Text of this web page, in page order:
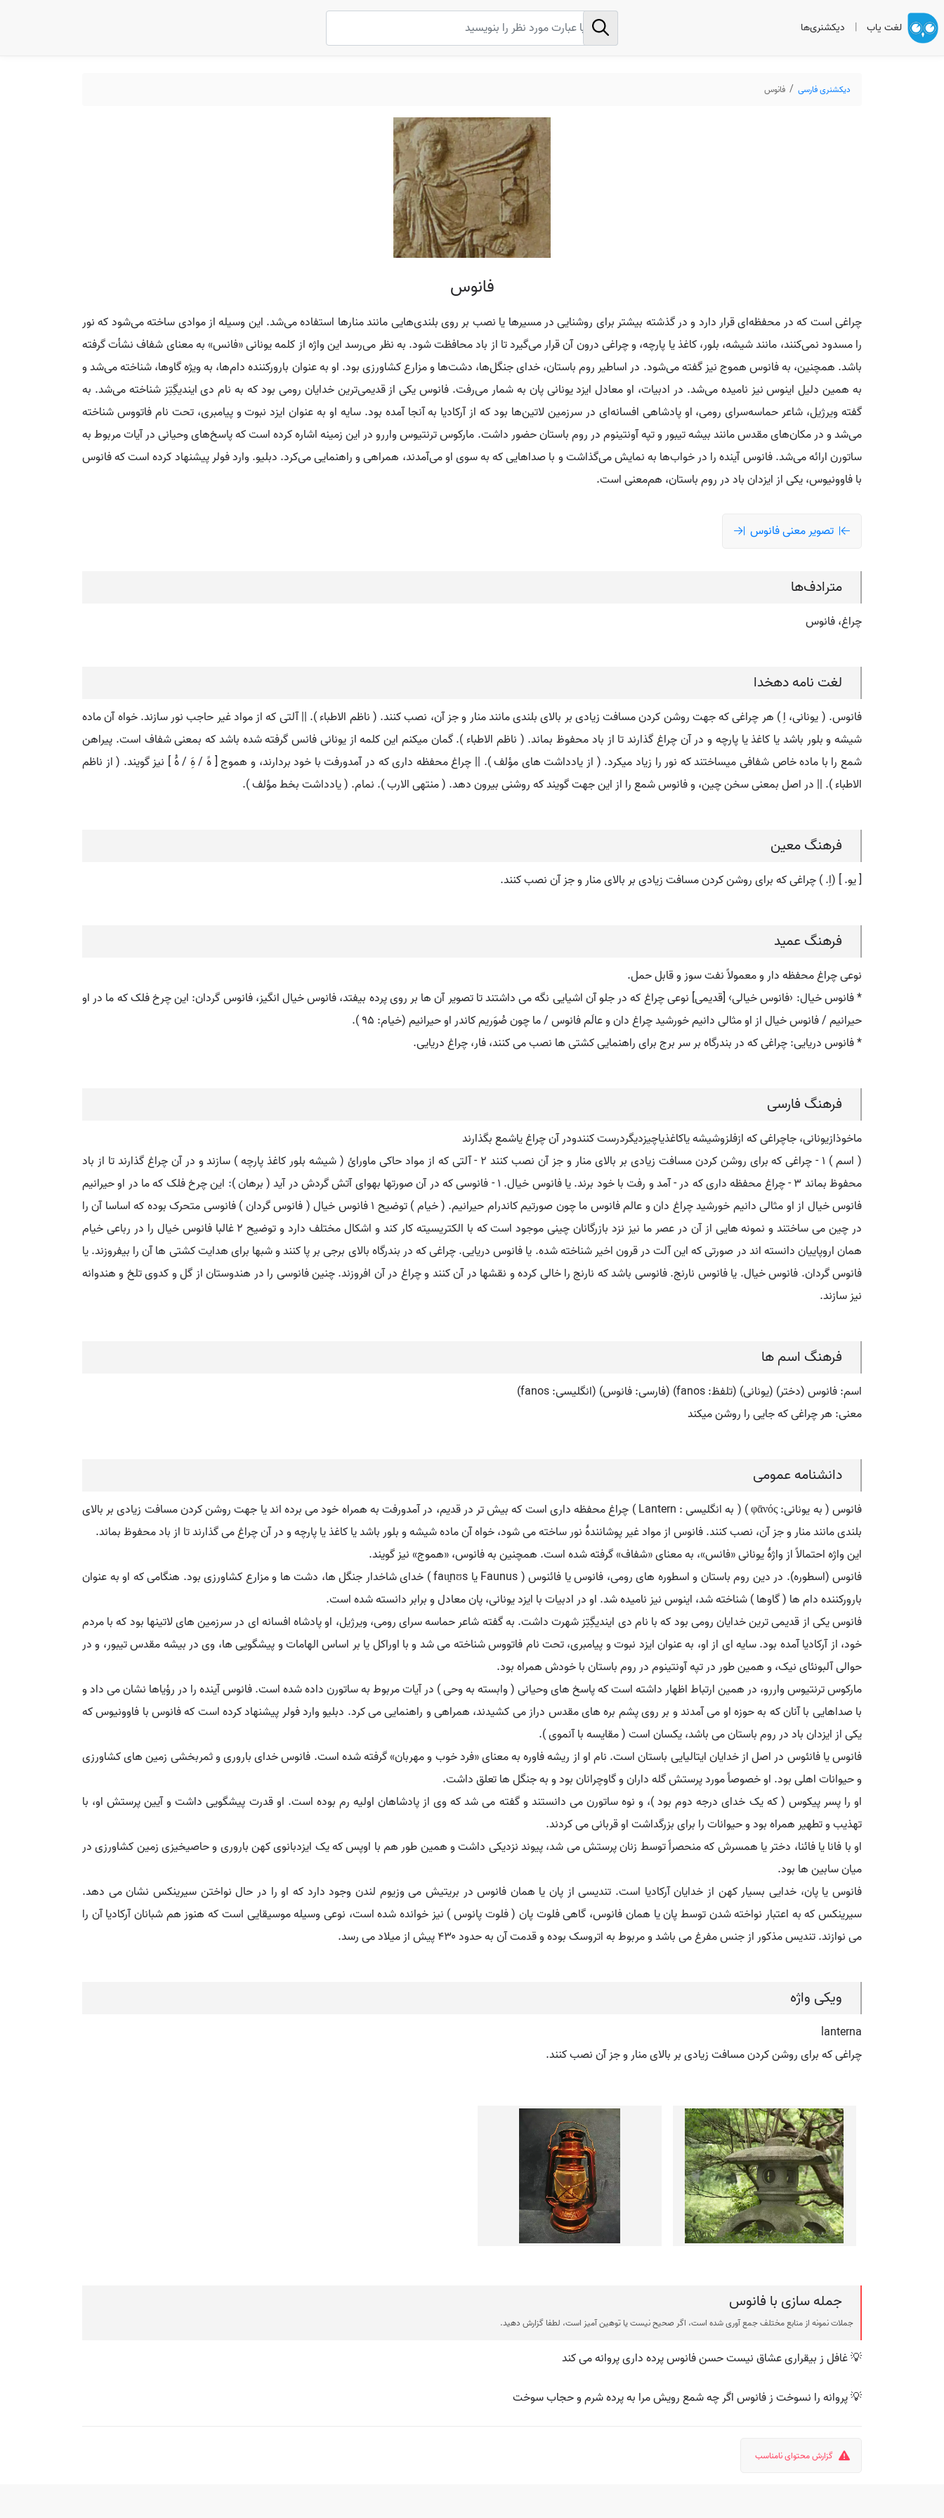
لغت یاب | دیکشنری‌ها
دیکشنری فارسی فانوس
فانوس
چراغی است که در محفظه‌ای قرار دارد و در گذشته بیشتر برای روشنایی در مسیرها یا نصب بر روی بلندی‌هایی مانند منارها استفاده می‌شد. این وسیله از موادی ساخته می‌شود که نور
را مسدود نمی‌کنند، مانند شیشه، بلور، کاغذ یا پارچه، و چراغی درون آن قرار می‌گیرد تا از باد محافظت شود. به نظر می‌رسد این واژه از کلمه یونانی «فانس» به معنای شفاف نشأت گرفته
باشد. همچنین، به فانوس هموج نیز گفته می‌شود. در اساطیر روم باستان، خدای جنگل‌ها، دشت‌ها و مزارع کشاورزی بود. او به عنوان بارورکننده دام‌ها، به ویژه گاوها، شناخته می‌شد و
به همین دلیل اینوس نیز نامیده می‌شد. در ادبیات، او معادل ایزد یونانی پان به شمار می‌رفت. فانوس یکی از قدیمی‌ترین خدایان رومی بود که به نام دی ایندیگِتِز شناخته می‌شد. به
گفته ویرژیل، شاعر حماسه‌سرای رومی، او پادشاهی افسانه‌ای در سرزمین لاتین‌ها بود که از آرکادیا به آنجا آمده بود. سایه او به عنوان ایزد نبوت و پیامبری، تحت نام فاتووس شناخته
می‌شد و در مکان‌های مقدس مانند بیشه تیبور و تپه آونتینوم در روم باستان حضور داشت. مارکوس ترنتیوس واررو در این زمینه اشاره کرده است که پاسخ‌های وحیانی در آیات مربوط به
ساتورن ارائه می‌شد. فانوس آینده را در خواب‌ها به نمایش می‌گذاشت و با صداهایی که به سوی او می‌آمدند، همراهی و راهنمایی می‌کرد. دبلیو. وارد فولر پیشنهاد کرده است که فانوس
با فاوونیوس، یکی از ایزدان باد در روم باستان، هم‌معنی است.
تصویر معنی فانوس
مترادف‌ها
چراغ، فانوس
لغت نامه دهخدا
فانوس. ( یونانی، اِ ) هر چراغی که جهت روشن کردن مسافت زیادی بر بالای بلندی مانند منار و جز آن، نصب کنند. ( ناظم الاطباء ). || آلتی که از مواد غیر حاجب نور سازند. خواه آن ماده
شیشه و بلور باشد یا کاغذ یا پارچه و در آن چراغ گذارند تا از باد محفوظ بماند. ( ناظم الاطباء ). گمان میکنم این کلمه از یونانی فانس گرفته شده باشد که بمعنی شفاف است. پیراهن
شمع را با ماده خاص شفافی میساختند که نور را زیاد میکرد. ( از یادداشت های مؤلف ). || چراغ محفظه داری که در آمدورفت با خود بردارند، و هموج [ هََ / هَِ / هَُ ] نیز گویند. ( از ناظم
الاطباء ). || در اصل بمعنی سخن چین، و فانوس شمع را از این جهت گویند که روشنی بیرون دهد. ( منتهی الارب ). نمام. ( یادداشت بخط مؤلف ).
فرهنگ معین
[ یو. ] (اِ. ) چراغی که برای روشن کردن مسافت زیادی بر بالای منار و جز آن نصب کنند.
فرهنگ عمید
نوعی چراغ محفظه دار و معمولاً نفت سوز و قابل حمل.
* فانوس خیال: ‹فانوس خیالی› [قدیمی] نوعی چراغ که در جلو آن اشیایی نگه می داشتند تا تصویر آن ها بر روی پرده بیفتد، فانوس خیال انگیز، فانوس گردان: این چرخ فلک که ما در او
حیرانیم / فانوس خیال از او مثالی دانیم خورشید چراغ دان و عالَم فانوس / ما چون صُوَریم کاندر او حیرانیم (خیام: ۹۵ ).
* فانوس دریایی: چراغی که در بندرگاه بر سر برج برای راهنمایی کشتی ها نصب می کنند، فار، چراغ دریایی.
فرهنگ فارسی
ماخوذازیونانی، جاچراغی که ازفلزوشیشه یاکاغذیاچیزدیگردرست کنندودر آن چراغ یاشمع بگذارند
( اسم ) ۱ - چراغی که برای روشن کردن مسافت زیادی بر بالای منار و جز آن نصب کنند ۲ - آلتی که از مواد حاکی ماورائ ( شیشه بلور کاغذ پارچه ) سازند و در آن چراغ گذارند تا از باد
محفوظ بماند ۳ - چراغ محفظه داری که در - آمد و رفت با خود برند. یا فانوس خیال. ۱ - فانوسی که در آن صورتها بهوای آتش گردش در آید ( برهان ): این چرخ فلک که ما در او حیرانیم
فانوس خیال از او مثالی دانیم خورشید چراغ دان و عالم فانوس ما چون صورتیم کاندرام حیرانیم. ( خیام ) توضیح ۱ فانوس خیال ( فانوس گردان ) فانوسی متحرک بوده که اساسا آن را
در چین می ساختند و نمونه هایی از آن در عصر ما نیز نزد بازرگانان چینی موجود است که با الکتریسیته کار کند و اشکال مختلف دارد و توضیح ۲ غالبا فانوس خیال را در رباعی خیام
همان اروپاییان دانسته اند در صورتی که این آلت در قرون اخیر شناخته شده. یا فانوس دریایی. چراغی که در بندرگاه بالای برجی بر پا کنند و شبها برای هدایت کشتی ها آن را بیفروزند. یا
فانوس گردان. فانوس خیال. یا فانوس نارنج. فانوسی باشد که نارنج را خالی کرده و نقشها در آن کنند و چراغ در آن افروزند. چنین فانوسی را در هندوستان از گل و کدوی تلخ و هندوانه
نیز سازند.
فرهنگ اسم ها
اسم: فانوس (دختر) (یونانی) (تلفظ: fanos) (فارسی: فانوس) (انگلیسی: fanos)
معنی: هر چراغی که جایی را روشن میکند
دانشنامه عمومی
فانوس ( به یونانی: φᾱνός ) ( به انگلیسی : Lantern ) چراغ محفظه داری است که بیش تر در قدیم، در آمدورفت به همراه خود می برده اند یا جهت روشن کردن مسافت زیادی بر بالای
بلندی مانند منار و جز آن، نصب کنند. فانوس از مواد غیر پوشانندهٔ نور ساخته می شود، خواه آن ماده شیشه و بلور باشد یا کاغذ یا پارچه و در آن چراغ می گذارند تا از باد محفوظ بماند.
این واژه احتمالاً از واژهٔ یونانی «فانس»، به معنای «شفاف» گرفته شده است. همچنین به فانوس، «هموج» نیز گویند.
فانوس (اسطوره). در دین روم باستان و اسطوره های رومی، فانوس یا فائنوس ( Faunus یا fau̯nʊs ) خدای شاخدار جنگل ها، دشت ها و مزارع کشاورزی بود. هنگامی که او به عنوان
بارورکننده دام ها ( گاوها ) شناخته شد، اینوس نیز نامیده شد. او در ادبیات با ایزد یونانی، پان معادل و برابر دانسته شده است.
فانوس یکی از قدیمی ترین خدایان رومی بود که با نام دی ایندیگِتِز شهرت داشت. به گفته شاعر حماسه سرای رومی، ویرژیل، او پادشاه افسانه ای در سرزمین های لاتینها بود که با مردم
خود، از آرکادیا آمده بود. سایه ای از او، به عنوان ایزد نبوت و پیامبری، تحت نام فاتووس شناخته می شد و با اوراکل یا بر اساس الهامات و پیشگویی ها، وی در بیشه مقدس تیبور، و در
حوالی آلبونئای نیک، و همین طور در تپه آونتینوم در روم باستان با خودش همراه بود.
مارکوس ترنتیوس واررو، در همین ارتباط اظهار داشته است که پاسخ های وحیانی ( وابسته به وحی ) در آیات مربوط به ساتورن داده شده است. فانوس آینده را در رؤیاها نشان می داد و
با صداهایی با آنان که به حوزه او می آمدند و بر روی پشم بره های مقدس دراز می کشیدند، همراهی و راهنمایی می کرد. دبلیو وارد فولر پیشنهاد کرده است که فانوس با فاوونیوس که
یکی از ایزدان باد در روم باستان می باشد، یکسان است ( مقایسه با آنموی ).
فانوس یا فانئوس در اصل از خدایان ایتالیایی باستان است. نام او از ریشه فاوره به معنای «فرد خوب و مهربان» گرفته شده است. فانوس خدای باروری و ثمربخشی زمین های کشاورزی
و حیوانات اهلی بود. او خصوصاً مورد پرستش گله داران و گاوچرانان بود و به جنگل ها تعلق داشت.
او را پسر پیکوس ( که یک خدای درجه دوم بود )، و نوه ساتورن می دانستند و گفته می شد که وی از پادشاهان اولیه رم بوده است. او قدرت پیشگویی داشت و آیین پرستش او، با
تهذیب و تطهیر همراه بود و حیوانات را برای بزرگداشت او قربانی می کردند.
او با فانا یا فائنا، دختر یا همسرش که منحصراً توسط زنان پرستش می شد، پیوند نزدیکی داشت و همین طور هم با اوپس که یک ایزدبانوی کهن باروری و حاصیخیزی زمین کشاورزی در
میان سابین ها بود.
فانوس یا پان، خدایی بسیار کهن از خدایان آرکادیا است. تندیسی از پان یا همان فانوس در بریتیش می وزیوم لندن وجود دارد که او را در حال نواختن سیرینکس نشان می دهد.
سیرینکس که به اعتبار نواخته شدن توسط پان یا همان فانوس، گاهی فلوت پان ( فلوت پانوس ) نیز خوانده شده است، نوعی وسیله موسیقایی است که هنوز هم شبانان آرکادیا آن را
می نوازند. تندیس مذکور از جنس مفرغ می باشد و مربوط به اتروسک بوده و قدمت آن به حدود ۴۳۰ پیش از میلاد می رسد.
ویکی واژه
lanterna
چراغی که برای روشن کردن مسافت زیادی بر بالای منار و جز آن نصب کنند.
جمله سازی با فانوس
جملات نمونه از منابع مختلف جمع آوری شده است، اگر صحیح نیست یا توهین آمیز است، لطفا گزارش دهید.
💡 غافل ز بیقراری عشاق نیست حسن فانوس پرده داری پروانه می کند
💡 پروانه را نسوخت ز فانوس اگر چه شمع رویش مرا به پرده شرم و حجاب سوخت
گزارش محتوای نامناسب